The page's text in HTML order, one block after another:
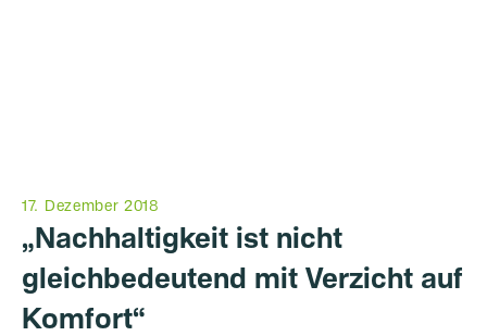
17. Dezember 2018
„Nachhaltigkeit ist nicht
gleichbedeutend mit Verzicht auf
Komfort“